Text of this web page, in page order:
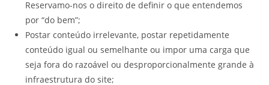
Reservamo-nos o direito de definir o que entendemos
por “do bem”;
Postar conteúdo irrelevante, postar repetidamente
conteúdo igual ou semelhante ou impor uma carga que
seja fora do razoável ou desproporcionalmente grande à
infraestrutura do site;